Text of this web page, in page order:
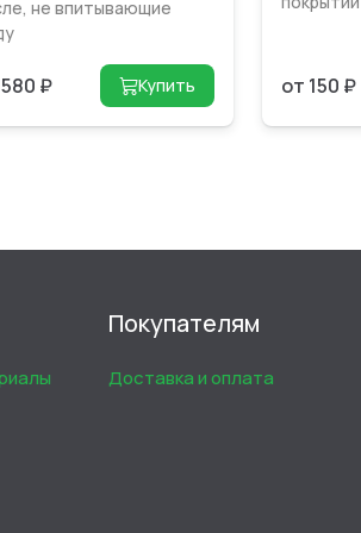
не впитывающие
₽ Купить от 150 ₽
Покупателям
Доставка и оплата